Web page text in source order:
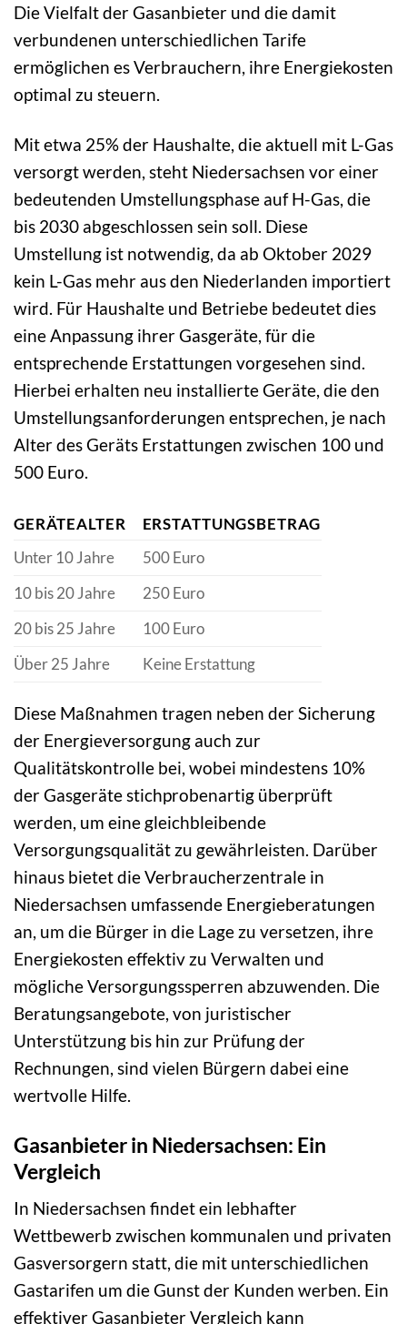
Die Vielfalt der Gasanbieter und die damit
verbundenen unterschiedlichen Tarife
ermöglichen es Verbrauchern, ihre Energiekosten
optimal zu steuern.
Mit etwa 25% der Haushalte, die aktuell mit L-Gas
versorgt werden, steht Niedersachsen vor einer
bedeutenden Umstellungsphase auf H-Gas, die
bis 2030 abgeschlossen sein soll. Diese
Umstellung ist notwendig, da ab Oktober 2029
kein L-Gas mehr aus den Niederlanden importiert
wird. Für Haushalte und Betriebe bedeutet dies
eine Anpassung ihrer Gasgeräte, für die
entsprechende Erstattungen vorgesehen sind.
Hierbei erhalten neu installierte Geräte, die den
Umstellungsanforderungen entsprechen, je nach
Alter des Geräts Erstattungen zwischen 100 und
500 Euro.
GERÄTEALTER
ERSTATTUNGSBETRAG
Unter 10 Jahre
500 Euro
10 bis 20 Jahre
250 Euro
20 bis 25 Jahre
100 Euro
Über 25 Jahre
Keine Erstattung
Diese Maßnahmen tragen neben der Sicherung
der Energieversorgung auch zur
Qualitätskontrolle bei, wobei mindestens 10%
der Gasgeräte stichprobenartig überprüft
werden, um eine gleichbleibende
Versorgungsqualität zu gewährleisten. Darüber
hinaus bietet die Verbraucherzentrale in
Niedersachsen umfassende Energieberatungen
an, um die Bürger in die Lage zu versetzen, ihre
Energiekosten effektiv zu Verwalten und
mögliche Versorgungssperren abzuwenden. Die
Beratungsangebote, von juristischer
Unterstützung bis hin zur Prüfung der
Rechnungen, sind vielen Bürgern dabei eine
wertvolle Hilfe.
Gasanbieter in Niedersachsen: Ein
Vergleich
In Niedersachsen findet ein lebhafter
Wettbewerb zwischen kommunalen und privaten
Gasversorgern statt, die mit unterschiedlichen
Gastarifen um die Gunst der Kunden werben. Ein
effektiver Gasanbieter Vergleich kann